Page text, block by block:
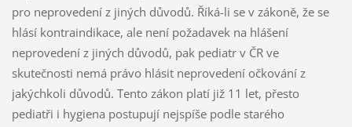
pro neprovedení z jiných důvodů. Říká-li se v zákoně, že se
hlásí kontraindikace, ale není požadavek na hlášení
neprovedení z jiných důvodů, pak pediatr v ČR ve
skutečnosti nemá právo hlásit neprovedení očkování z
jakýchkoli důvodů. Tento zákon platí již 11 let, přesto
pediatři i hygiena postupují nejspíše podle starého